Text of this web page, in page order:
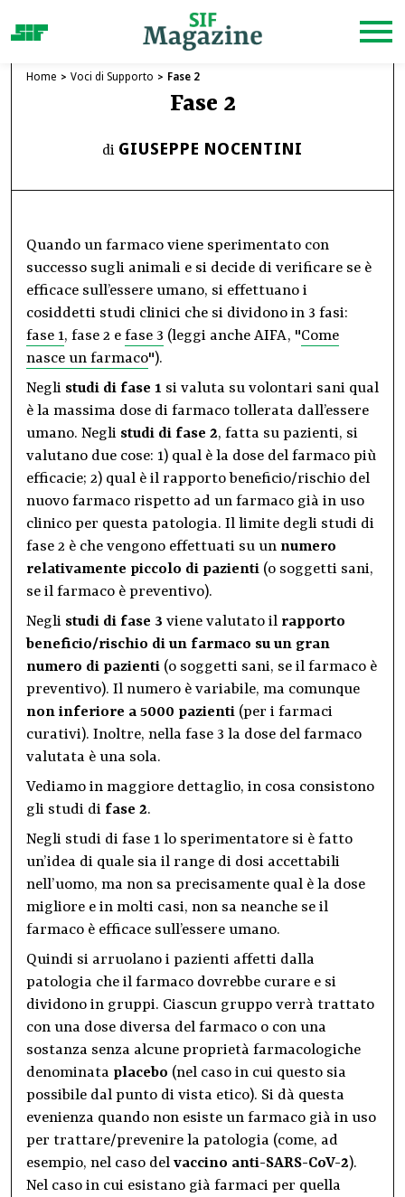
Home Voci di Supporto Fase 2
Fase 2
di GIUSEPPE NOCENTINI
Quando un farmaco viene sperimentato con
successo sugli animali e si decide di verificare se è
efficace sull’essere umano, si effettuano i
cosiddetti studi clinici che si dividono in 3 fasi:
fase 1, fase 2 e fase 3 (leggi anche AIFA, "Come
nasce un farmaco").
Negli studi di fase 1 si valuta su volontari sani qual
è la massima dose di farmaco tollerata dall’essere
umano. Negli studi di fase 2, fatta su pazienti, si
valutano due cose: 1) qual è la dose del farmaco più
efficacie; 2) qual è il rapporto beneficio/rischio del
nuovo farmaco rispetto ad un farmaco già in uso
clinico per questa patologia. Il limite degli studi di
fase 2 è che vengono effettuati su un numero
relativamente piccolo di pazienti (o soggetti sani,
se il farmaco è preventivo).
Negli studi di fase 3 viene valutato il rapporto
beneficio/rischio di un farmaco su un gran
numero di pazienti (o soggetti sani, se il farmaco è
preventivo). Il numero è variabile, ma comunque
non inferiore a 5000 pazienti (per i farmaci
curativi). Inoltre, nella fase 3 la dose del farmaco
valutata è una sola.
Vediamo in maggiore dettaglio, in cosa consistono
gli studi di fase 2.
Negli studi di fase 1 lo sperimentatore si è fatto
un’idea di quale sia il range di dosi accettabili
nell’uomo, ma non sa precisamente qual è la dose
migliore e in molti casi, non sa neanche se il
farmaco è efficace sull’essere umano.
Quindi si arruolano i pazienti affetti dalla
patologia che il farmaco dovrebbe curare e si
dividono in gruppi. Ciascun gruppo verrà trattato
con una dose diversa del farmaco o con una
sostanza senza alcune proprietà farmacologiche
denominata placebo (nel caso in cui questo sia
possibile dal punto di vista etico). Si dà questa
evenienza quando non esiste un farmaco già in uso
per trattare/prevenire la patologia (come, ad
esempio, nel caso del vaccino anti-SARS-CoV-2).
Nel caso in cui esistano già farmaci per quella